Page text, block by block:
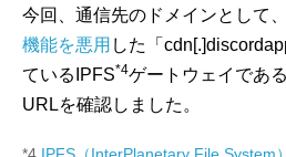
今回、通信先のドメインとして、
機能を悪用 した「
ているIPFS*4ゲートウェイであ
URLを確認しました。